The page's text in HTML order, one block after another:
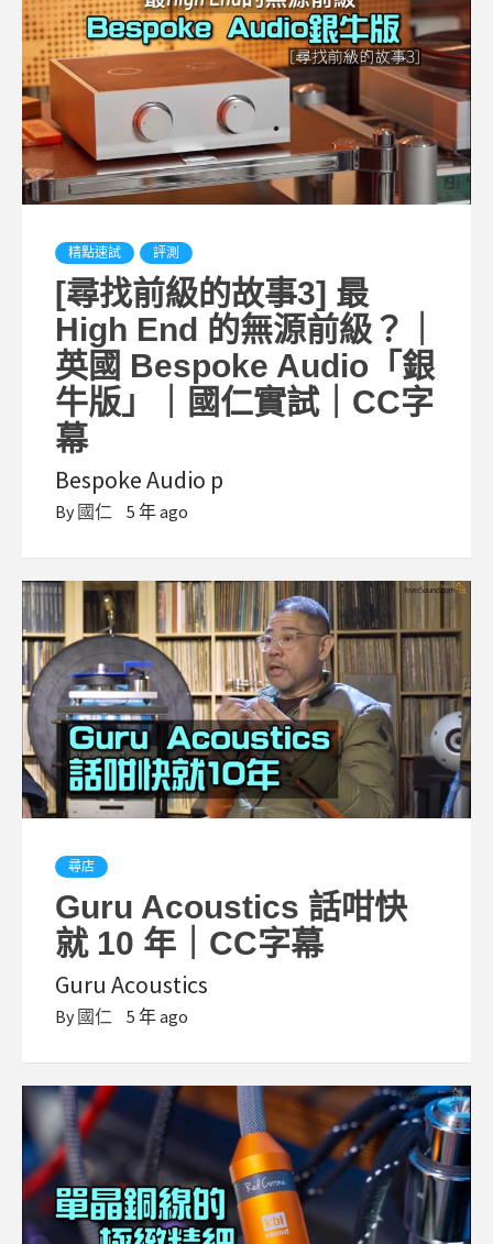
精點速試 評測
[尋找前級的故事3] 最
High End 的無源前級？｜
英國 Bespoke Audio「銀
牛版」｜國仁實試｜CC字
幕
Bespoke Audio p
By 國仁 5 年 ago
尋店
Guru Acoustics 話咁快
就 10 年｜CC字幕
Guru Acoustics
By 國仁 5 年 ago